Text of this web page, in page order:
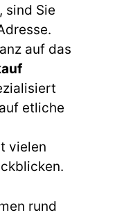
sind Sie
auf das
etliche
vielen
rund